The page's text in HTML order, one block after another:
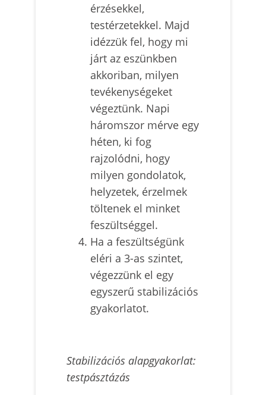
érzésekkel,
testérzetekkel. Majd
idézzük fel, hogy mi
járt az eszünkben
akkoriban, milyen
tevékenységeket
végeztünk. Napi
háromszor mérve egy
héten, ki fog
rajzolódni, hogy
milyen gondolatok,
helyzetek, érzelmek
töltenek el minket
feszültséggel.
Ha a feszültségünk
eléri a 3-as szintet,
végezzünk el egy
egyszerű stabilizációs
gyakorlatot.
Stabilizációs alapgyakorlat:
testpásztázás